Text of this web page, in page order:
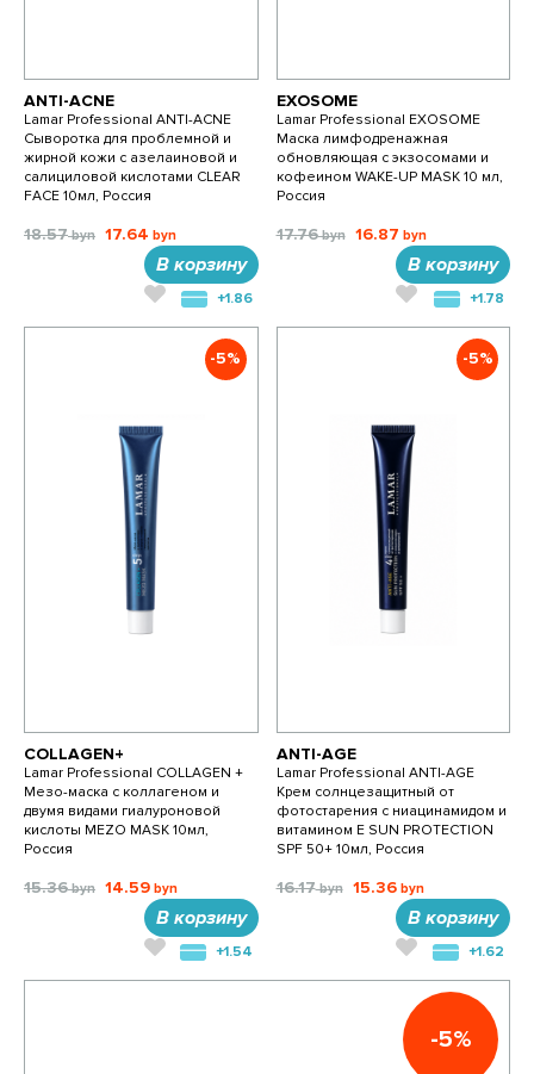
ANTI-ACNE
Lamar Professional ANTI-ACNE
Сыворотка для проблемной и
жирной кожи с азелаиновой и
салициловой кислотами CLEAR
FACE 10мл, Россия
18.57 17.64
В корзину
+1.86
EXOSOME
Lamar Professional EXOSOME
Маска лимфодренажная
обновляющая с экзосомами и
кофеином WAKE-UP MASK 10 мл,
Россия
17.76 16.87
В корзину
+1.78
-5%
COLLAGEN+
Lamar Professional COLLAGEN +
Мезо-маска с коллагеном и
двумя видами гиалуроновой
кислоты MEZO MASK 10мл,
Россия
15.36 14.59
В корзину
+1.54
-5%
ANTI-AGE
Lamar Professional ANTI-AGE
Крем солнцезащитный от
фотостарения c ниацинамидом и
витамином Е SUN PROTECTION
SPF 50+ 10мл, Россия
16.17 15.36
В корзину
+1.62
-5%